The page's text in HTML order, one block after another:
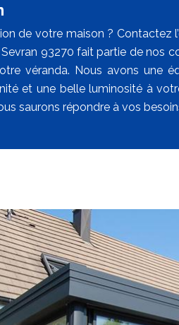
de votre maison ? Contactez
93270 fait partie de nos
véranda. Nous avons une
et une belle luminosité à
saurons répondre à vos